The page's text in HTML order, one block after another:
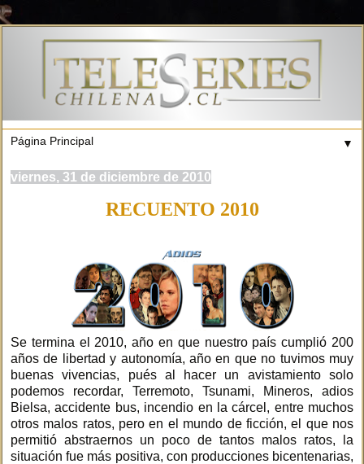
▼
viernes, 31 de diciembre de 2010
RECUENTO 2010
Se termina el 2010, año en que nuestro país cumplió 200
años de libertad y autonomía, año en que no tuvimos muy
buenas vivencias, pués al hacer un avistamiento solo
podemos recordar, Terremoto, Tsunami, Mineros, adios
Bielsa, accidente bus, incendio en la cárcel, entre muchos
otros malos ratos, pero en el mundo de ficción, el que nos
permitió abstraernos un poco de tantos malos ratos, la
situación fue más positiva, con producciones bicentenarias,